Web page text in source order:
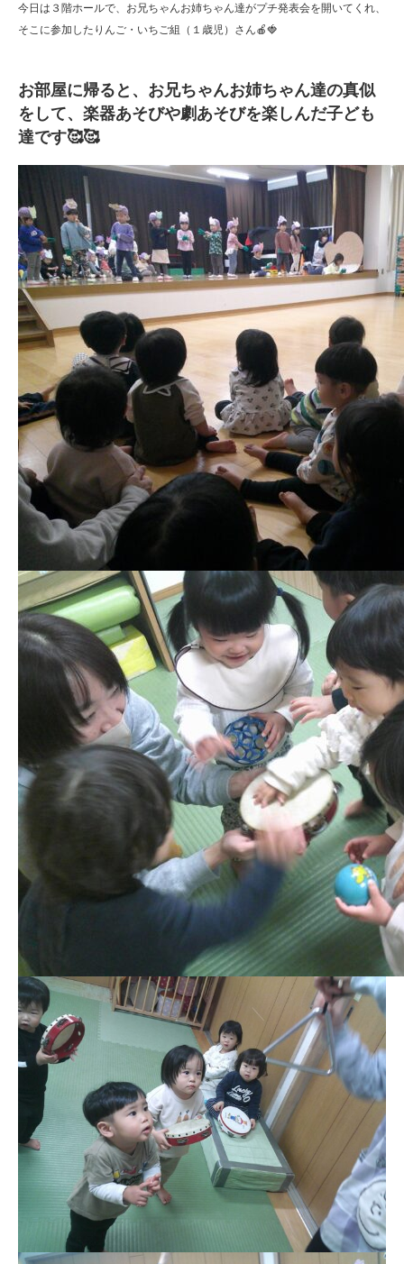
今日は３階ホールで、お兄ちゃんお姉ちゃん達がプチ発表会を開いてくれ、
そこに参加したりんご・いちご組（１歳児）さん🍎🍓
お部屋に帰ると、お兄ちゃんお姉ちゃん達の真似
をして、楽器あそびや劇あそびを楽しんだ子ども
達です🥰🥰